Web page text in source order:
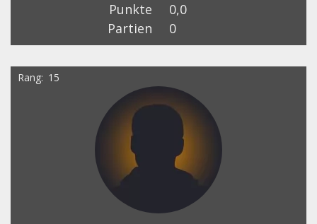
Punkte
0,0
Partien
0
Rang 15